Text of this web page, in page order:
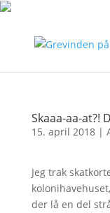
Skaaa-aa-at?!
15. april 2018|
Jeg trak
der lå en del